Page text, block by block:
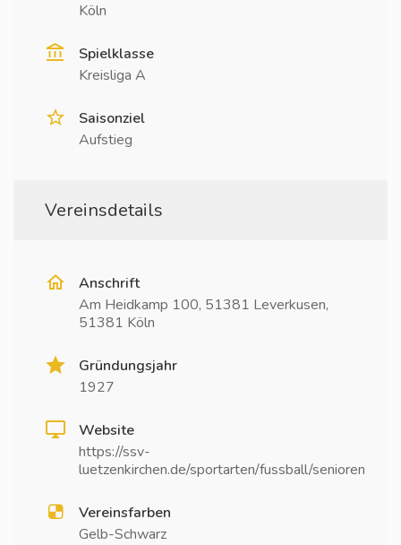
Köln
Spielklasse
Kreisliga A
Saisonziel
Aufstieg
Vereinsdetails
Anschrift
Am Heidkamp 100, 51381 Leverkusen,
51381 Köln
Gründungsjahr
1927
Website
https://ssv-
luetzenkirchen.de/sportarten/fussball/senioren
Vereinsfarben
Gelb-Schwarz